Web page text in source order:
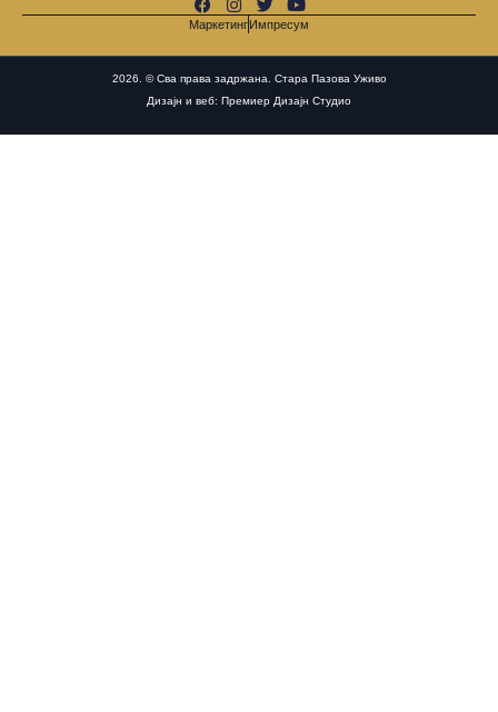
МаркетингИмпресум
2026. © Сва права задржана. Стара Пазова Уживо
Дизајн и веб: Премиер Дизајн Студио